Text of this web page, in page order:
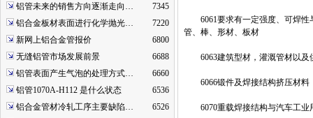
铝管未来的销售方向逐渐走向…
7345
铝合金板材表面进行化学抛光…
7220
新网上铝合金管报价
6800
无缝铝管市场发展前景
6688
铝管表面产生气泡的处理方式…
6660
铝管1070A-H112 是什么状态
6536
铝合金管材冷轧工序主要缺陷…
6526
6061要求有一定强度、可焊性
管、棒、形材、板材
6063建筑型材，灌溉管材以及
6066锻件及焊接结构挤压材料
6070重载焊接结构与汽车工业